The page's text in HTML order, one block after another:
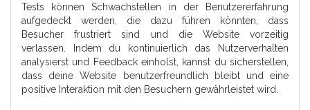
Tests können Schwachstellen in der Benutzererfahrung
aufgedeckt werden, die dazu führen könnten, dass
Besucher frustriert sind und die Website vorzeitig
verlassen. Indem du kontinuierlich das Nutzerverhalten
analysierst und Feedback einholst, kannst du sicherstellen,
dass deine Website benutzerfreundlich bleibt und eine
positive Interaktion mit den Besuchern gewährleistet wird.